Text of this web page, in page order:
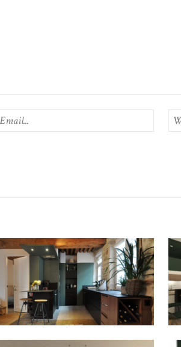
CHEZ ANAÏS & EDDY
// LYON_69001
ARCHITECTURE 6 LIKES